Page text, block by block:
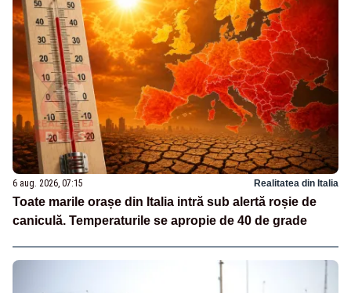
6 aug. 2026, 07:15 Realitatea din Italia
Toate marile orașe din Italia intră sub alertă roșie de
caniculă. Temperaturile se apropie de 40 de grade